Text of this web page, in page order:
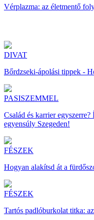
Vérplazma: az életmentő
DIVAT
Bőrdzseki-ápolási tippek -
PASISZEMMEL
Család és karrier
egyensúly Szegeden!
FÉSZEK
Hogyan alakítsd át a
FÉSZEK
Tartós padlóburkolat titka: